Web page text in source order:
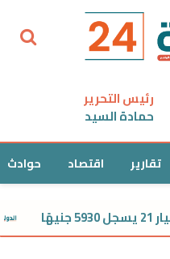
رئيس التحرير
حمادة السيد
تقارير اقتصاد حوادث